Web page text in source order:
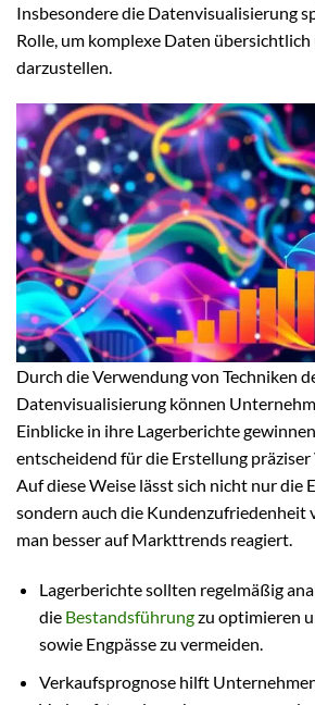
Insbesondere die Datenvisualisierung
Rolle, um komplexe Daten
darzustellen.
Durch die Verwendung von Techniken
Datenvisualisierung können
Einblicke in ihre Lagerberichte
entscheidend für die Erstellung
Auf diese Weise lässt sich nicht nur die
sondern auch die Kundenzufriedenheit
man besser auf Markttrends reagiert.
Lagerberichte sollten regelmäßig
die Bestandsführungzu optimieren
sowie Engpässe zu vermeiden.
Verkaufsprognose hilft